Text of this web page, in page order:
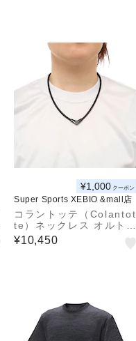
¥1,000 クーポン
Super Sports XEBIO &mall店
コラントッテ（Colantot
te）ネックレス オルト A
BARA53 (ブラック) 磁
気ネックレス
¥10,450